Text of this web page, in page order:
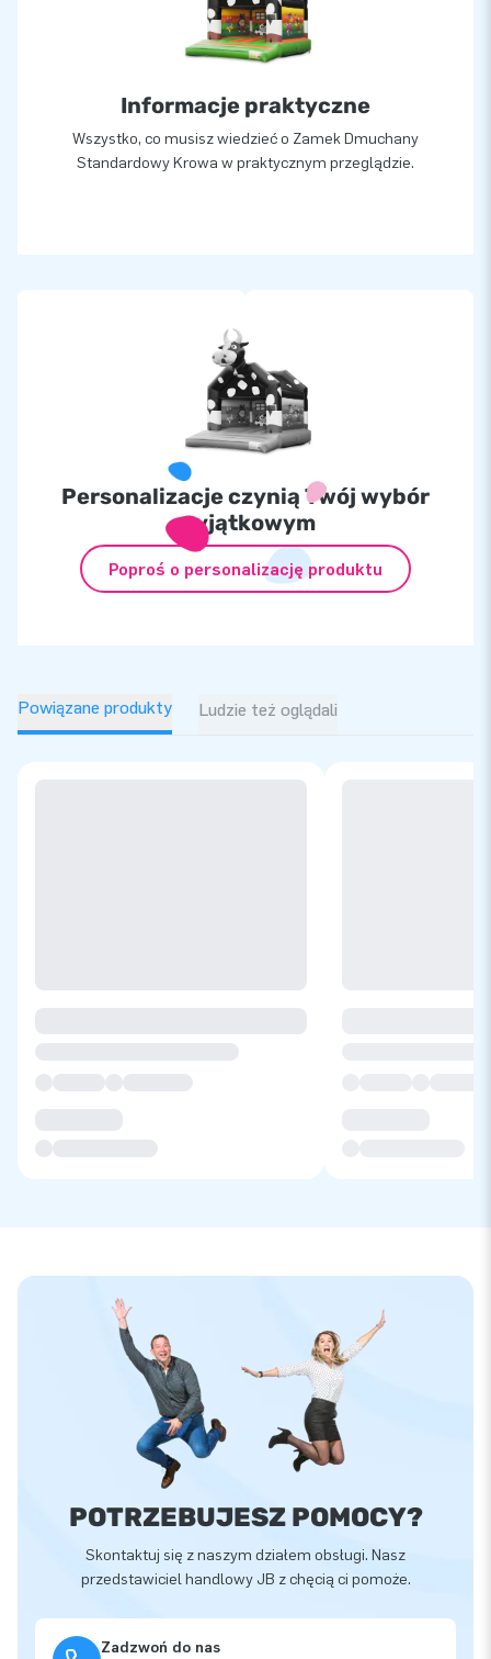
Informacje praktyczne
Wszystko, co musisz wiedzieć o Zamek Dmuchany
Standardowy Krowa w praktycznym przeglądzie.
Personalizacje czynią Twój wybór
wyjątkowym
Poproś o personalizację produktu
Powiązane produkty Ludzie też oglądali
POTRZEBUJESZ POMOCY?
Skontaktuj się z naszym działem obsługi. Nasz
przedstawiciel handlowy JB z chęcią ci pomoże.
Zadzwoń do nas